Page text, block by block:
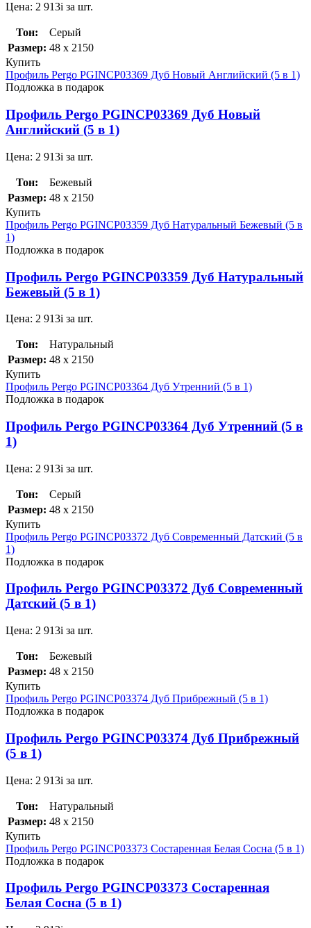
Цена: 2 913i за шт.
Тон:
Серый
Размер: 48 x 2150
Купить
Профиль Pergo PGINCP03369 Дуб Новый Английский (5 в 1)
Подложка в подарок
Профиль Pergo PGINCP03369 Дуб Новый
Английский (5 в 1)
Цена: 2 913i за шт.
Тон:
Бежевый
Размер: 48 x 2150
Купить
Профиль Pergo PGINCP03359 Дуб Натуральный Бежевый (5 в
1)
Подложка в подарок
Профиль Pergo PGINCP03359 Дуб Натуральный
Бежевый (5 в 1)
Цена: 2 913i за шт.
Тон:
Натуральный
Размер: 48 x 2150
Купить
Профиль Pergo PGINCP03364 Дуб Утренний (5 в 1)
Подложка в подарок
Профиль Pergo PGINCP03364 Дуб Утренний (5 в
1)
Цена: 2 913i за шт.
Тон:
Серый
Размер: 48 x 2150
Купить
Профиль Pergo PGINCP03372 Дуб Современный Датский (5 в
1)
Подложка в подарок
Профиль Pergo PGINCP03372 Дуб Современный
Датский (5 в 1)
Цена: 2 913i за шт.
Тон:
Бежевый
Размер: 48 x 2150
Купить
Профиль Pergo PGINCP03374 Дуб Прибрежный (5 в 1)
Подложка в подарок
Профиль Pergo PGINCP03374 Дуб Прибрежный
(5 в 1)
Цена: 2 913i за шт.
Тон:
Натуральный
Размер: 48 x 2150
Купить
Профиль Pergo PGINCP03373 Состаренная Белая Сосна (5 в 1)
Подложка в подарок
Профиль Pergo PGINCP03373 Состаренная
Белая Сосна (5 в 1)